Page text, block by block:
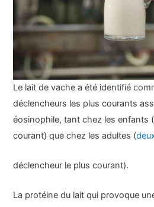
Le lait de vache a été identifié
déclencheurs les plus courants
éosinophile, tant chez les enfants
courant) que chez les adultes (
déclencheur le plus courant).
La protéine du lait qui provoque